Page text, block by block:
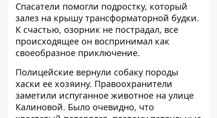
Спасатели помогли подростку, который
залез на крышу трансформаторной будки.
К счастью, озорник не пострадал, все
происходящее он воспринимал как
своеобразное приключение.
Полицейские вернули собаку породы
хаски ее хозяину. Правоохранители
заметили испуганное животное на улице
Калиновой. Было очевидно, что